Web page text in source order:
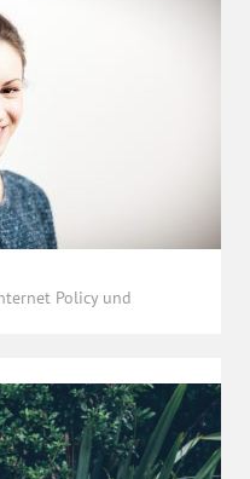
Policy und